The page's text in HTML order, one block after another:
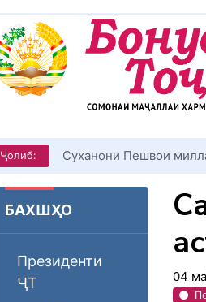
Ҷолиб: КИТОБХОНИРО ДАР
БАХШҲО
Президенти
ҶТ
04